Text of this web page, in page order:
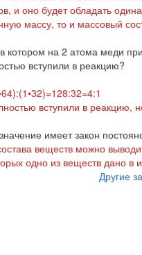
и оно будет обладать
массу, то и массовый
котором на 2 атома меди
вступили в реакцию?
•32)=128:32=4:1
вступили в реакцию,
имеет закон
веществ можно
одно из веществ дано в
Другие